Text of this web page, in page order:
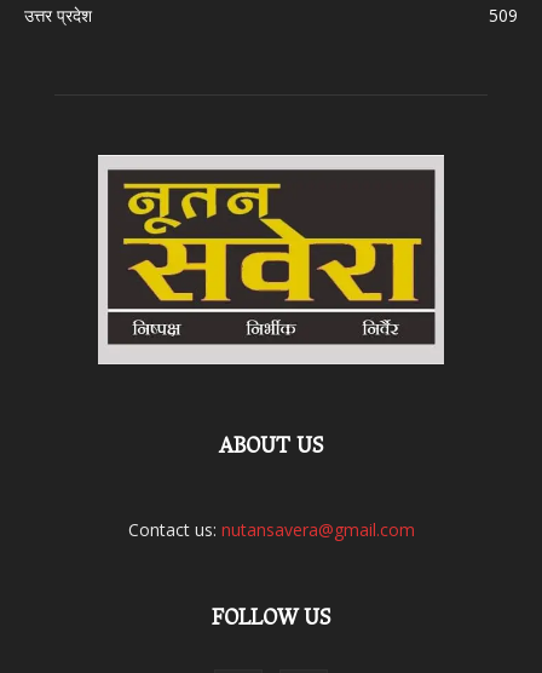
उत्तर प्रदेश
509
ABOUT US
Contact us: nutansavera@gmail.com
FOLLOW US